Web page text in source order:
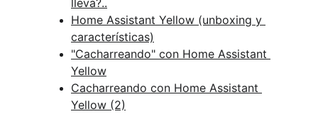
lleva?..
Home Assistant Yellow (unboxing y
características)
"Cacharreando" con Home Assistant
Yellow
Cacharreando con Home Assistant
Yellow (2)